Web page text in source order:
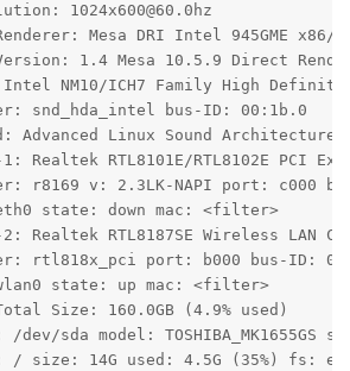
1024x600@60.0hz
Mesa DRI Intel 945GME x86/
1.4 Mesa 10.5.9 Direct
NM10/ICH7 Family High
snd_hda_intel bus-ID: 00:1b.0
Advanced Linux Sound Architecture
Realtek RTL8101E/RTL8102E PCI
r8169 v: 2.3LK-NAPI port: c000
state: down mac: <filter>
Realtek RTL8187SE Wireless LAN
rtl818x_pci port: b000 bus-ID:
state: up mac: <filter>
Size: 160.0GB (4.9% used)
/dev/sda model: TOSHIBA_MK1655GS
size: 14G used: 4.5G (35%) fs: